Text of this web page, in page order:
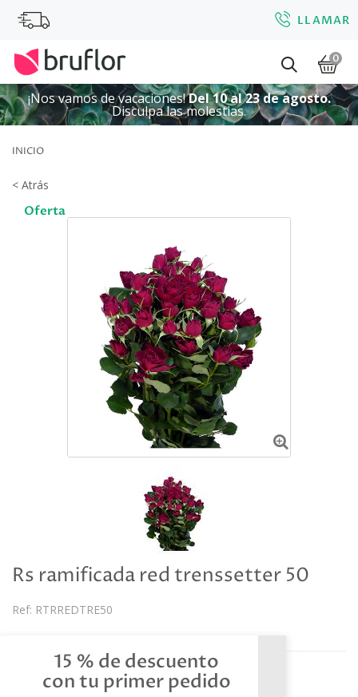
15 % de descuento
con tu primer pedido
LLAMAR
0
¡Nos vamos de vacaciones!Del 10 al 23 de agosto.
Disculpa las molestias.
INICIO
< Atrás
Oferta
Rs ramificada red trenssetter 50
Ref: RTRREDTRE50
Referencia: RTRREDTRE50